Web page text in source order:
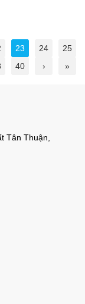
23 24
25
40 › »
Tân Thuận,